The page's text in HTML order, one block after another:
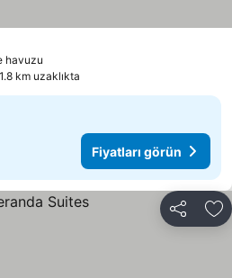
havuzu
km uzaklıkta
Fiyatları görün
Paylaş